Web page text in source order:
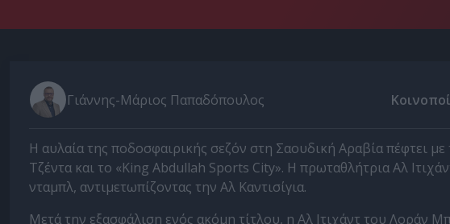
Γιάννης-Μάριος Παπαδόπουλος
Η αυλαία της ποδοσφαιρικής σεζόν στη Σαουδική Αραβία πέφτει
Τζέντα και το «King Abdullah Sports City». Η πρωταθλήτρια Αλ
νταμπλ, αντιμετωπίζοντας την Αλ Καντισίγια.
Μετά την εξασφάλιση ενός ακόμη τίτλου, η Αλ Ιτιχάντ του Λοράν